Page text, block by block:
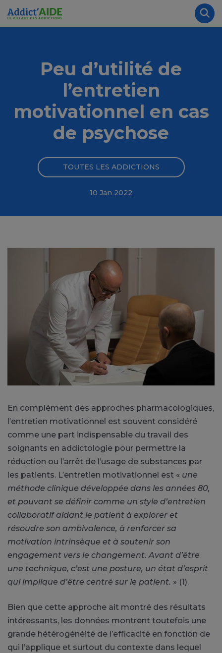
Aller au contenu principal
Peu d’utilité de
l’entretien
motivationnel en cas
de psychose
TOUTES LES ADDICTIONS
10 Jan 2022
En complément des approches pharmacologiques,
l’entretien motivationnel est souvent considéré
comme une part indispensable du travail des
soignants en addictologie pour permettre la
réduction ou l’arrêt de l’usage de substances par
les patients. L’entretien motivationnel est « une
méthode clinique développée dans les années 80,
et pouvant se définir comme un style d’entretien
collaboratif aidant le patient à explorer et
résoudre son ambivalence, à renforcer sa
motivation intrinsèque et à soutenir son
engagement vers le changement. Avant d’être
une technique, c’est une posture, un état d’esprit
qui implique d’être centré sur le patient. » (1).
Bien que cette approche ait montré des résultats
intéressants, les données montrent toutefois une
grande hétérogénéité de l’efficacité en fonction de
qui l’applique et surtout du contexte dans lequel
Panneau de gestion des cookies